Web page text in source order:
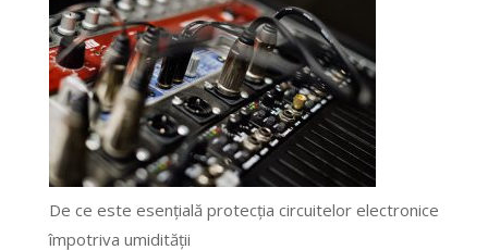
De ce este esențială protecția circuitelor electronice
împotriva umidității